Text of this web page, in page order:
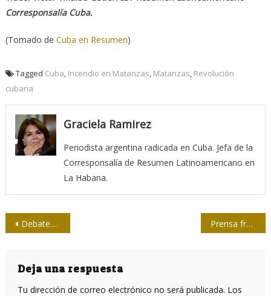
Corresponsalía Cuba.
(Tomado de Cuba en Resumen)
Tagged Cuba, Incendio en Matanzas, Matanzas, Revolución
cubana
Graciela Ramirez
Periodista argentina radicada en Cuba. Jefa de la
Corresponsalía de Resumen Latinoamericano en
La Habana.
Navegación
entradas
Debates sobre el Anteproyecto de Ley de la Comunicación Social Prensa frente al fuego
Deja una respuesta
Tu dirección de correo electrónico no será publicada. Los